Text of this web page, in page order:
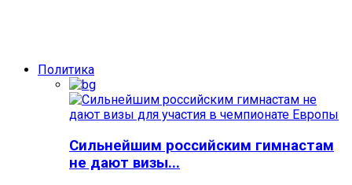
Политика
Сильнейшим российским гимнастам
не дают визы...